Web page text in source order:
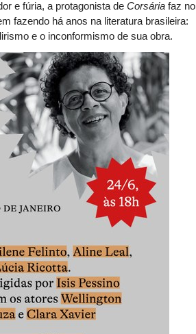
e fúria, a protagonista deCorsária faz no
fazendo há anos na literatura brasileira:
e o inconformismo de sua obra.